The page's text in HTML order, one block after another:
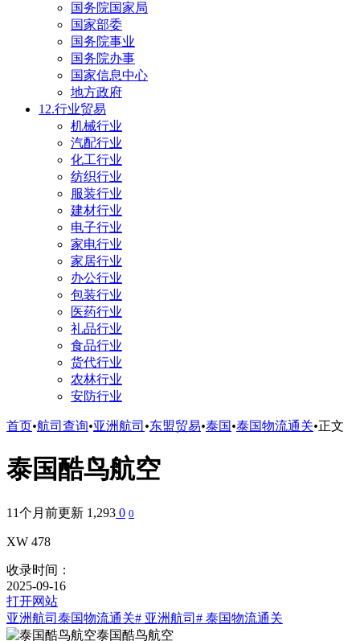
国务院国家局
国家部委
国务院事业
国务院办事
国家信息中心
地方政府
12.行业贸易
机械行业
汽配行业
化工行业
纺织行业
服装行业
建材行业
电子行业
家电行业
家居行业
办公行业
包装行业
医药行业
礼品行业
食品行业
货代行业
农林行业
安防行业
首页•航司查询•亚洲航司 •东盟贸易•泰国•泰国物流通关•正文
泰国酷鸟航空
11个月前更新 1,293 0 0
XW 478
收录时间：
2025-09-16
打开网站
亚洲航司 泰国物流通关# 亚洲航司 # 泰国物流通关
泰国酷鸟航空